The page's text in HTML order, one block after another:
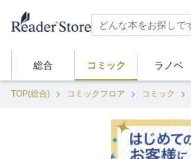
総合 コミック ラノベ
TOP(総合) コミックフロア コミック